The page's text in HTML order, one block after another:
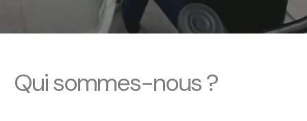
Qui sommes-nous ?